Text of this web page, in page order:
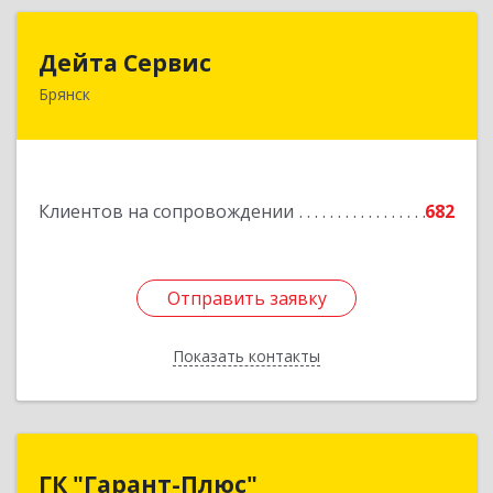
Дейта Сервис
Брянск
Клиентов на сопровождении 682
Отправить заявку
Показать контакты
241035, Брянская обл, Брянск г, Ульянова ул,
Отправить заявку
Назад
ГК "Гарант-Плюс"